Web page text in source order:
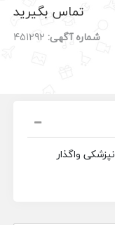
تماس بگیرید
شماره آگهی: 451292
واگذار